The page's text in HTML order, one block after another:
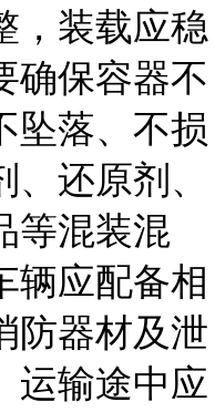
，装载应稳
确保容器不
坠落、不损
还原剂、
等混装混
辆应配备相
防器材及泄
运输途中应